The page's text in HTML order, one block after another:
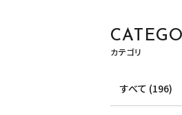
カテゴリ
すべて (196)